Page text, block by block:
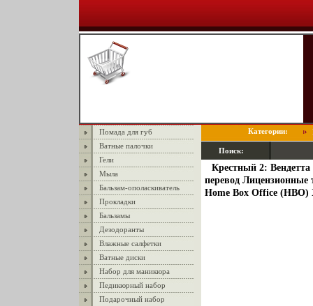
Помада для губ
Ватные палочки
Гели
Мыла
Бальзам-ополаскиватель
Прокладки
Бальзамы
Дезодоранты
Влажные салфетки
Ватные диски
Набор для маникюра
Педикюрный набор
Подарочный набор
Категории:
Поиск:
Крестный 2:
перевод
Home Box Office (HBO)